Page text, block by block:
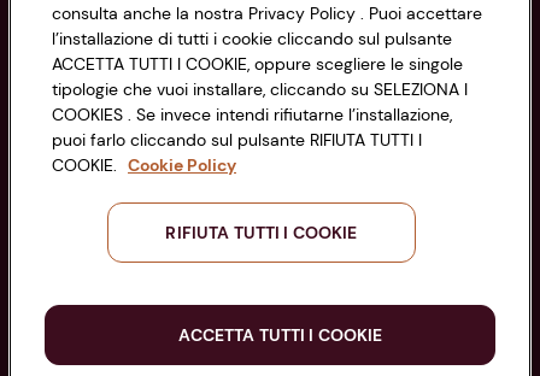
Servizio clienti
Seguici sui Social:
Scarica l'app
consulta anche la nostra Privacy Policy . Puoi accettare
l’installazione di tutti i cookie cliccando sul pulsante
ACCETTA TUTTI I COOKIE, oppure scegliere le singole
tipologie che vuoi installare, cliccando su SELEZIONA I
COOKIES . Se invece intendi rifiutarne l’installazione,
puoi farlo cliccando sul pulsante RIFIUTA TUTTI I
COOKIE. Cookie Policy
RIFIUTA TUTTI I COOKIE
ACCETTA TUTTI I COOKIE